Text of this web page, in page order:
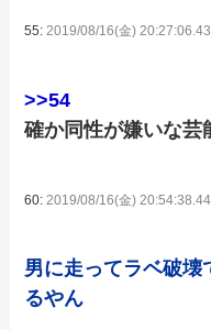
55: 2019/08/16(金)
>>54
確か同性が嫌いな芸
60: 2019/08/16(金)
男に走ってラベ破壊
るやん